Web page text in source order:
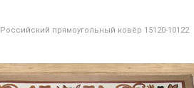
Российский прямоугольный ковёр 15120-10122